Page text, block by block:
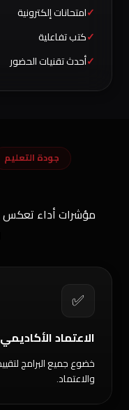
امتحانات إلكترونية
كتب تفاعلية
أحدث تقنيات الحضور
جودة التعليم
مؤشرات أداء تعكس
✅
الاعتماد الأكاديمي
خضوع جميع البرامج
والاعتماد.